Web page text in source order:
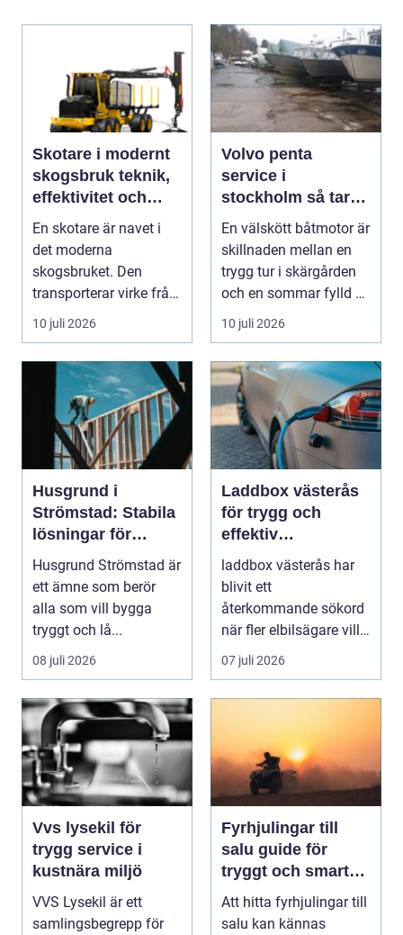
Skotare i modernt
skogsbruk teknik,
effektivitet och
hållbarhet
En skotare är navet i
det moderna
skogsbruket. Den
transporterar virke från
avverkningsplatsen till
10 juli 2026
Volvo penta
service i
stockholm så tar
du hand om din
båtmotor på rätt
En välskött båtmotor är
skillnaden mellan en
trygg tur i skärgården
och en sommar fylld av
ofrivilli...
10 juli 2026
Husgrund i
Strömstad: Stabila
lösningar för
boende vid kusten
Husgrund Strömstad är
ett ämne som berör
alla som vill bygga
tryggt och lå...
08 juli 2026
Laddbox västerås
för trygg och
effektiv
hemmaladdning
laddbox västerås har
blivit ett
återkommande sökord
när fler elbilsägare vill
ladda hemma på ett
säk...
07 juli 2026
Vvs lysekil för
trygg service i
kustnära miljö
VVS Lysekil är ett
samlingsbegrepp för
Fyrhjulingar till
salu guide för
tryggt och smart
köp
Att hitta fyrhjulingar till
salu kan kännas